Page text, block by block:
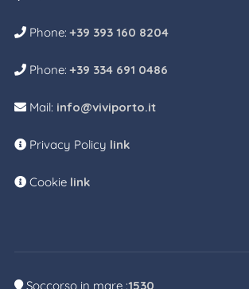
Phone:+39 393 160 8204
Phone:+39 334 691 0486
Mail: info@viviporto.it
Privacy Policy link
Cookie link
Soccorso in mare :1530